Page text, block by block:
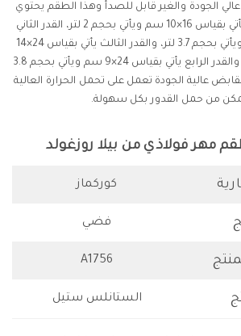
الجودة والغير قابل للصدأ وهذا الطقم يحتوي
على التالي: القدر الأول يأتي بقياس 16×10 سم ويأتي بحجم 2 لتر، القدر الثاني
يأتي بقياس 20×11 سم ويأتي بحجم 3.7 لتر، والقدر الثالث يأتي بقياس 24×14
سم ويأتي بحجم 6.3 لتر، والقدر الرابع يأتي بقياس 24×9 سم ويأتي بحجم 3.8
عالية الجودة تعمل على تحمل الحرارة العالية
من حمل القدور بكل سهولة.
مهر فولاذي من بيلا روزغولد
كوركماز
فضي
A1756
الستانلس ستيل